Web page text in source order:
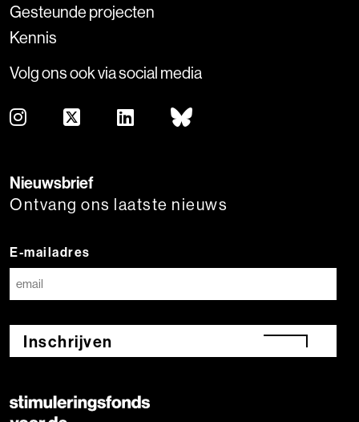
Gesteunde projecten
Kennis
Volg ons ook via social media
Nieuwsbrief
Ontvang ons laatste nieuws
E-mailadres
Inschrijven